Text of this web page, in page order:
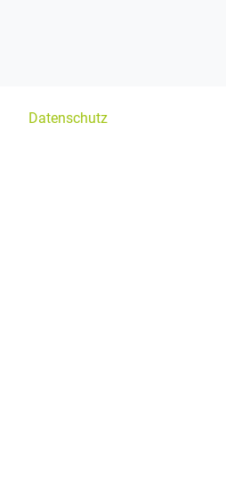
Datenschutz